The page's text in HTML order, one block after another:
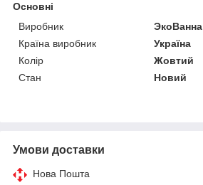
Основні
Виробник
ЭкоВанна
Країна виробник
Україна
Колір
Жовтий
Стан
Новий
Умови доставки
Нова Пошта